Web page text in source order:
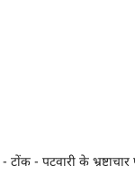
- टोंक - पटवारी के